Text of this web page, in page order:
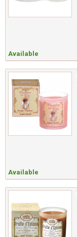
Available
Available